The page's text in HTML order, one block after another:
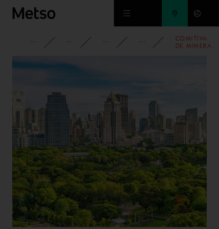
Ir al contenido principal
INFORMACIÓN CORPORATIVA
MEDIOS DE COMUNICACIÓN
NOTICIAS 2023
COMITIVA
DE MINERA